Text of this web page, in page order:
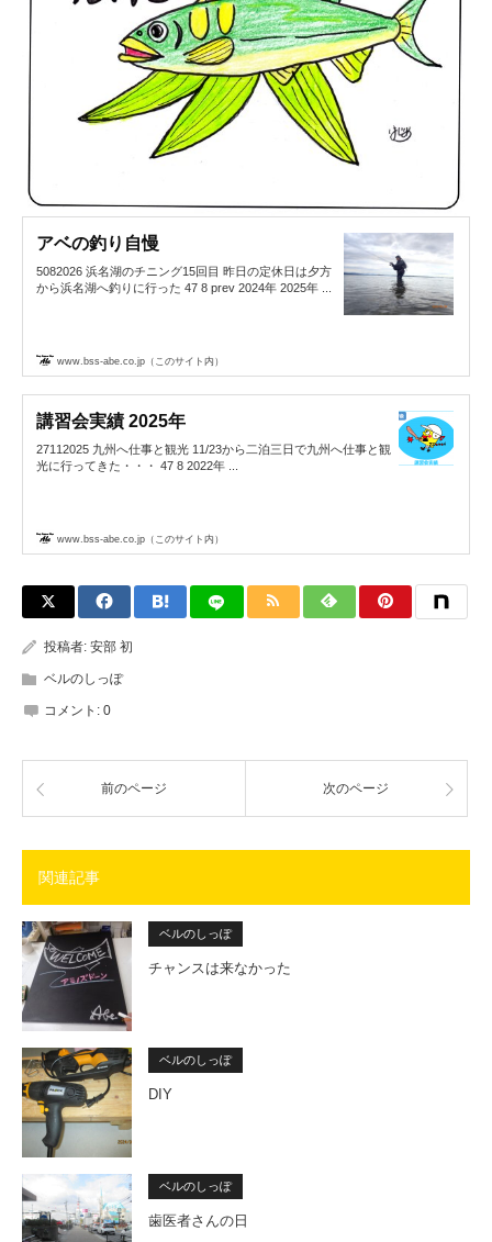
アベの釣り自慢
5082026 浜名湖のチニング15回目 昨日の定休日は夕方
から浜名湖へ釣りに行った 47 8 prev 2024年 2025年 ...
www.bss-abe.co.jp（このサイト内）
講習会実績 2025年
27112025 九州へ仕事と観光 11/23から二泊三日で九州へ仕事と観
光に行ってきた・・・ 47 8 2022年 ...
www.bss-abe.co.jp（このサイト内）
投稿者: 安部 初
ベルのしっぽ
コメント: 0
前のページ 次のページ
関連記事
ベルのしっぽ
チャンスは来なかった
ベルのしっぽ
DIY
ベルのしっぽ
歯医者さんの日